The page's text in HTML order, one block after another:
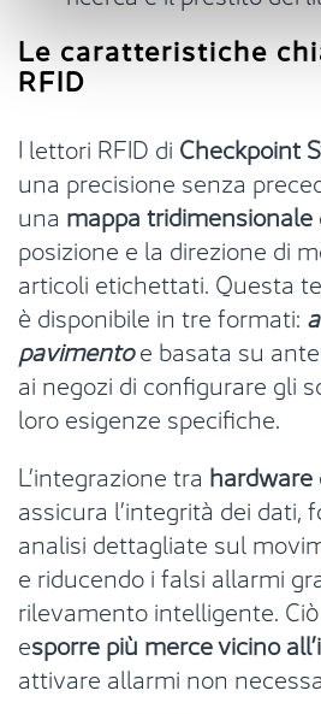
Le caratteristiche
RFID
I lettori RFID di Checkpoint
una precisione senza
una mappa tridimensionale
posizione e la direzione di
articoli etichettati. Questa
è disponibile in tre formati:
pavimentoe basata su
ai negozi di configurare gli
loro esigenze specifiche.
L’integrazione tra hardware
assicura l’integrità dei dati,
analisi dettagliate sul
e riducendo i falsi allarmi
rilevamento intelligente.
esporre più merce vicino
attivare allarmi non